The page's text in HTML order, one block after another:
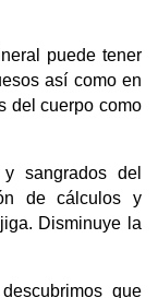
puede tener
así como en
del cuerpo como
sangrados del
de cálculos y
Disminuye la
que